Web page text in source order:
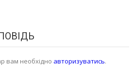
вам необхідно авторизуватись.